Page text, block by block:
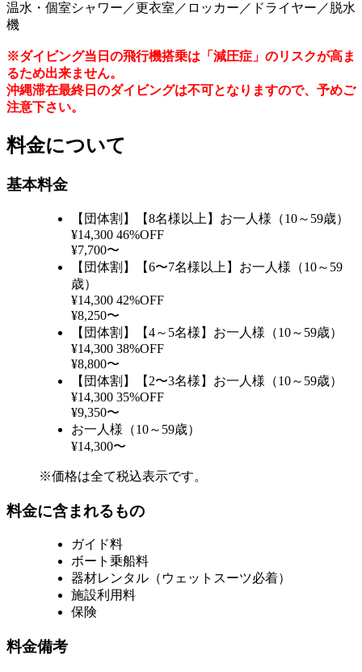
温水・個室シャワー／更衣室／ロッカー／ドライヤー／脱水
機
※ダイビング当日の飛行機搭乗は「減圧症」のリスクが高ま
るため出来ません。
沖縄滞在最終日のダイビングは不可となりますので、予めご
注意下さい。
料金について
基本料金
【団体割】【8名様以上】お一人様（10～59歳）
¥14,300 46%OFF
¥7,700〜
【団体割】【6〜7名様以上】お一人様（10～59
歳）
¥14,300 42%OFF
¥8,250〜
【団体割】【4～5名様】お一人様（10～59歳）
¥14,300 38%OFF
¥8,800〜
【団体割】【2〜3名様】お一人様（10～59歳）
¥14,300 35%OFF
¥9,350〜
お一人様（10～59歳）
¥14,300〜
※価格は全て税込表示です。
料金に含まれるもの
ガイド料
ボート乗船料
器材レンタル（ウェットスーツ必着）
施設利用料
保険
料金備考